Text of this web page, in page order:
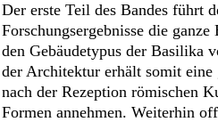
Der erste Teil des Bandes führt
Forschungsergebnisse die
den Gebäudetypus der Basilika
der Architektur erhält somit eine
nach der Rezeption römischen
Formen annehmen. Weiterhin